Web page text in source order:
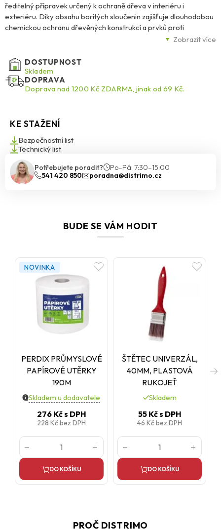
Zobrazit více
ředitelný přípravek určený k ochraně dřeva v interiéru i
exteriéru. Díky obsahu boritých sloučenin zajišťuje dlouhodobou
chemickou ochranu dřevěných konstrukcí a prvků proti
dřevokazným houbám, plísním a hmyzu. Lze jej použít pro
jeho hořlavost. Po zaschnutí vytváří ochrannou vrstvu, která
aktivně působí proti biologickému poškození. Přípravek se před
aplikací ředí vodou a je nutné jej dobře promíchat. Ideální volba
pro preventivní i sanační ošetření dřevěných konstrukcí.
DOSTUPNOST
Skladem
DOPRAVA
Doprava nad 1200 Kč ZDARMA, jinak od 69 Kč.
KE STAŽENÍ
Bezpečnostní list
Technický list
Potřebujete poradit?
Po–Pá: 7:30–15:00
541 420 850
poradna@distrimo.cz
BUDE SE VÁM HODIT
NOVINKA
PERDIX PRŮMYSLOVÉ
PAPÍROVÉ UTĚRKY
190M
Skladem u dodavatele
276 Kčs DPH
228 Kčbez DPH
DO KOŠÍKU
ŠTĚTEC UNIVERZÁL,
40MM, PLASTOVÁ
RUKOJEŤ
Skladem
55 Kčs DPH
46 Kčbez DPH
DO KOŠÍKU
PROČ DISTRIMO